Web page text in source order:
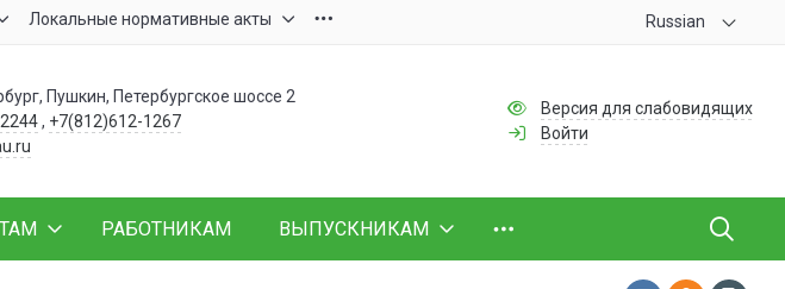
Локальные нормативные акты Russian
Пушкин, Петербургское шоссе 2
, +7(812)612-1267
Версия для слабовидящих
Войти
РАБОТНИКАМ ВЫПУСКНИКАМ